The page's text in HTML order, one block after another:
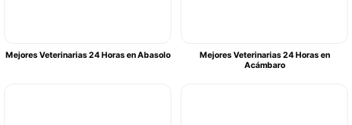
Mejores Veterinarias 24 Horas en Abasolo
Mejores Veterinarias 24 Horas en
Acámbaro